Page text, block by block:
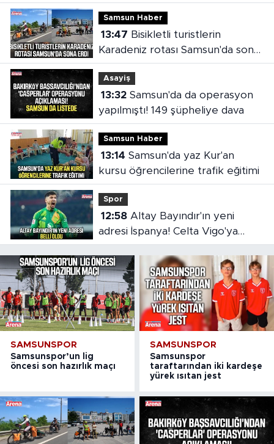
Samsun Haber
13:47
Karadeniz rotası Samsun'da sona
erdi
Asayiş
13:32Samsun'da da operasyon
yapılmıştı! 149 şüpheliye dava
Samsun Haber
13:14
kursu öğrencilerine trafik eğitimi
Spor
12:58Altay Bayındır'ın yeni
adresi İspanya! Celta Vigo'ya
kiralandı
SAMSUNSPOR
Samsunspor’un lig
öncesi son hazırlık maçı
SAMSUNSPOR
Samsunspor
taraftarından iki kardeşe
yürek ısıtan jest